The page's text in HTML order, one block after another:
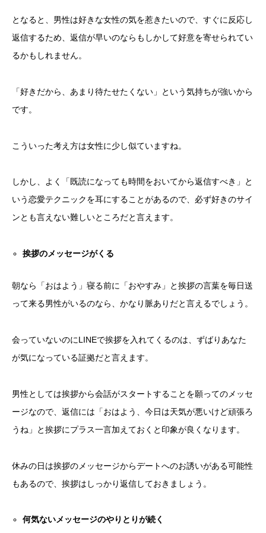
となると、男性は好きな女性の気を惹きたいので、すぐに反応し
返信するため、返信が早いのならもしかして好意を寄せられてい
るかもしれません。
「好きだから、あまり待たせたくない」という気持ちが強いから
です。
こういった考え方は女性に少し似ていますね。
しかし、よく「既読になっても時間をおいてから返信すべき」と
いう恋愛テクニックを耳にすることがあるので、必ず好きのサイ
ンとも言えない難しいところだと言えます。
挨拶のメッセージがくる
朝なら「おはよう」寝る前に「おやすみ」と挨拶の言葉を毎日送
って来る男性がいるのなら、かなり脈ありだと言えるでしょう。
会っていないのにLINEで挨拶を入れてくるのは、ずばりあなた
が気になっている証拠だと言えます。
男性としては挨拶から会話がスタートすることを願ってのメッセ
ージなので、返信には「おはよう、今日は天気が悪いけど頑張ろ
うね」と挨拶にプラス一言加えておくと印象が良くなります。
休みの日は挨拶のメッセージからデートへのお誘いがある可能性
もあるので、挨拶はしっかり返信しておきましょう。
何気ないメッセージのやりとりが続く